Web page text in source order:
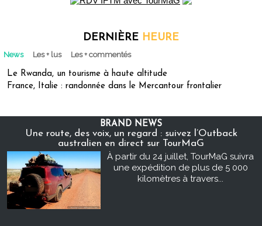
DERNIÈRE HEURE
News Les + lus Les + commentés
Le Rwanda, un tourisme à haute altitude
France, Italie : randonnée dans le Mercantour frontalier
BRAND NEWS
Une route, des voix, un regard : suivez l’Outback
australien en direct sur TourMaG
À partir du 24 juillet, TourMaG suivra
une expédition de plus de 5 000
kilomètres à travers...